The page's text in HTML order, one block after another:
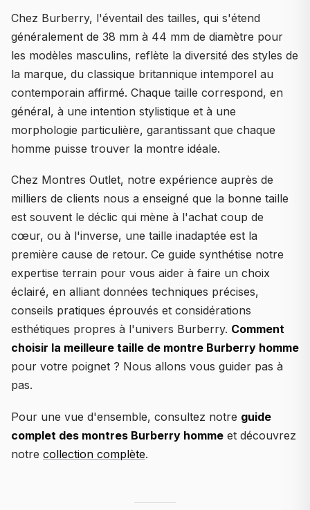
Chez Burberry, l'éventail des tailles, qui s'étend
généralement de 38 mm à 44 mm de diamètre pour
les modèles masculins, reflète la diversité des styles de
la marque, du classique britannique intemporel au
contemporain affirmé. Chaque taille correspond, en
général, à une intention stylistique et à une
morphologie particulière, garantissant que chaque
homme puisse trouver la montre idéale.
Chez Montres Outlet, notre expérience auprès de
milliers de clients nous a enseigné que la bonne taille
est souvent le déclic qui mène à l'achat coup de
cœur, ou à l'inverse, une taille inadaptée est la
première cause de retour. Ce guide synthétise notre
expertise terrain pour vous aider à faire un choix
éclairé, en alliant données techniques précises,
conseils pratiques éprouvés et considérations
esthétiques propres à l'univers Burberry. Comment
choisir la meilleure taille de montre Burberry homme
pour votre poignet ? Nous allons vous guider pas à
pas.
Pour une vue d'ensemble, consultez notre guide
complet des montres Burberry homme et découvrez
notre collection complète.